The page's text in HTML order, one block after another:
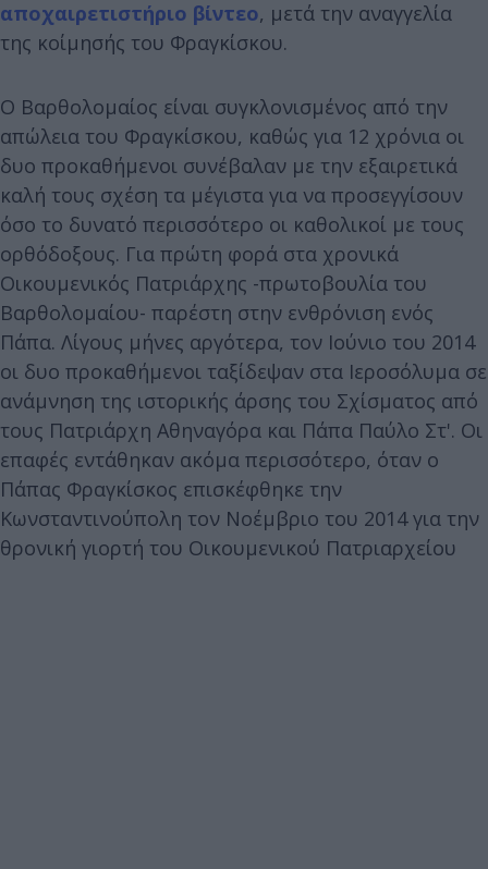
αποχαιρετιστήριο βίντεο, μετά την αναγγελία
της κοίμησής του Φραγκίσκου.
Ο Βαρθολομαίος είναι συγκλονισμένος από την
απώλεια του Φραγκίσκου, καθώς για 12 χρόνια οι
δυο προκαθήμενοι συνέβαλαν με την εξαιρετικά
καλή τους σχέση τα μέγιστα για να προσεγγίσουν
όσο το δυνατό περισσότερο οι καθολικοί με τους
ορθόδοξους. Για πρώτη φορά στα χρονικά
Οικουμενικός Πατριάρχης -πρωτοβουλία του
Βαρθολομαίου- παρέστη στην ενθρόνιση ενός
Πάπα. Λίγους μήνες αργότερα, τον Ιούνιο του 2014
οι δυο προκαθήμενοι ταξίδεψαν στα Ιεροσόλυμα σε
ανάμνηση της ιστορικής άρσης του Σχίσματος από
τους Πατριάρχη Αθηναγόρα και Πάπα Παύλο Στ'. Οι
επαφές εντάθηκαν ακόμα περισσότερο, όταν ο
Πάπας Φραγκίσκος επισκέφθηκε την
Κωνσταντινούπολη τον Νοέμβριο του 2014 για την
θρονική γιορτή του Οικουμενικού Πατριαρχείου